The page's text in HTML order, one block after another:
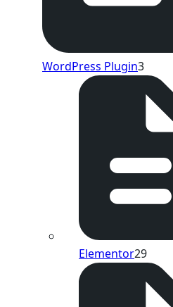
WordPress Plugin3
Elementor29